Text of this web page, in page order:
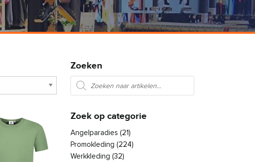
Zoeken
Producten zoeken
Zoek op categorie
Angelparadies (21)
Promokleding (224)
Werkkleding (32)